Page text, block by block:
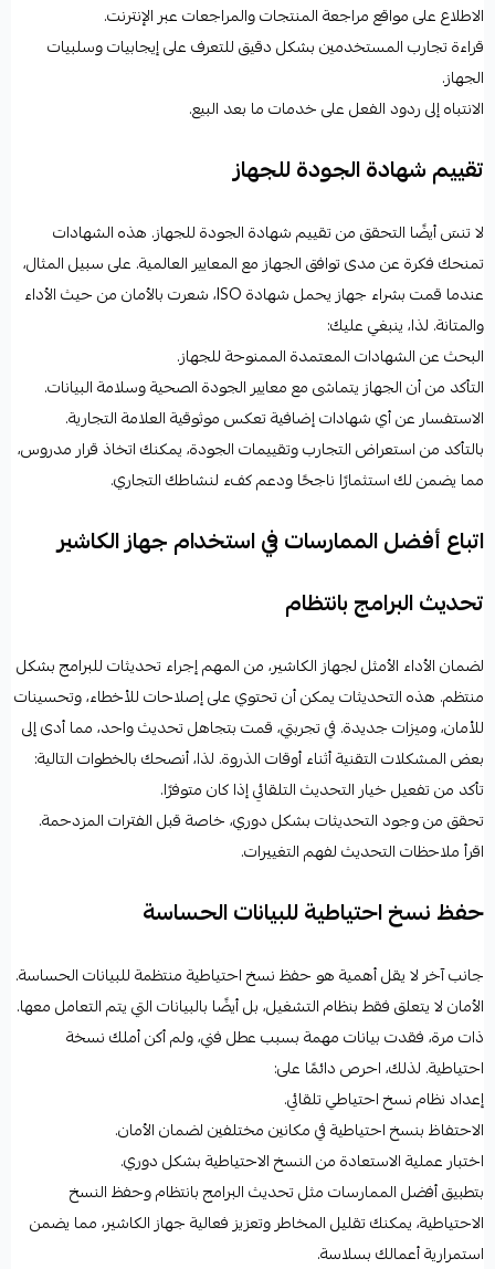
الاطلاع على مواقع مراجعة المنتجات والمراجعات عبر الإنترنت.
قراءة تجارب المستخدمين بشكل دقيق للتعرف على إيجابيات وسلبيات
الجهاز.
الانتباه إلى ردود الفعل على خدمات ما بعد البيع.
تقييم شهادة الجودة للجهاز
لا تنسَ أيضًا التحقق من تقييم شهادة الجودة للجهاز. هذه الشهادات
تمنحك فكرة عن مدى توافق الجهاز مع المعايير العالمية. على سبيل المثال،
عندما قمت بشراء جهاز يحمل شهادة ISO، شعرت بالأمان من حيث الأداء
والمتانة. لذا، ينبغي عليك:
البحث عن الشهادات المعتمدة الممنوحة للجهاز.
التأكد من أن الجهاز يتماشى مع معايير الجودة الصحية وسلامة البيانات.
الاستفسار عن أي شهادات إضافية تعكس موثوقية العلامة التجارية.
بالتأكد من استعراض التجارب وتقييمات الجودة، يمكنك اتخاذ قرار مدروس،
مما يضمن لك استثمارًا ناجحًا ودعم كفء لنشاطك التجاري.
اتباع أفضل الممارسات في استخدام جهاز الكاشير
تحديث البرامج بانتظام
لضمان الأداء الأمثل لجهاز الكاشير، من المهم إجراء تحديثات للبرامج بشكل
منتظم. هذه التحديثات يمكن أن تحتوي على إصلاحات للأخطاء، وتحسينات
للأمان، وميزات جديدة. في تجربتي، قمت بتجاهل تحديث واحد، مما أدى إلى
بعض المشكلات التقنية أثناء أوقات الذروة. لذا، أنصحك بالخطوات التالية:
تأكد من تفعيل خيار التحديث التلقائي إذا كان متوفرًا.
تحقق من وجود التحديثات بشكل دوري، خاصة قبل الفترات المزدحمة.
اقرأ ملاحظات التحديث لفهم التغييرات.
حفظ نسخ احتياطية للبيانات الحساسة
جانب آخر لا يقل أهمية هو حفظ نسخ احتياطية منتظمة للبيانات الحساسة.
الأمان لا يتعلق فقط بنظام التشغيل، بل أيضًا بالبيانات التي يتم التعامل معها.
ذات مرة، فقدت بيانات مهمة بسبب عطل فني، ولم أكن أملك نسخة
احتياطية. لذلك، احرص دائمًا على:
إعداد نظام نسخ احتياطي تلقائي.
الاحتفاظ بنسخ احتياطية في مكانين مختلفين لضمان الأمان.
اختبار عملية الاستعادة من النسخ الاحتياطية بشكل دوري.
بتطبيق أفضل الممارسات مثل تحديث البرامج بانتظام وحفظ النسخ
الاحتياطية، يمكنك تقليل المخاطر وتعزيز فعالية جهاز الكاشير، مما يضمن
استمرارية أعمالك بسلاسة.